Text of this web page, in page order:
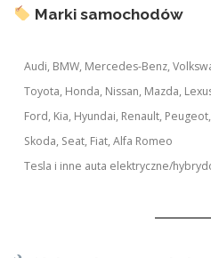
Marki samochodów
Audi, BMW, Mercedes-Benz,
Toyota, Honda, Nissan, Mazda,
Ford, Kia, Hyundai, Renault,
Skoda, Seat, Fiat, Alfa Romeo
Tesla i inne auta elektryczne/